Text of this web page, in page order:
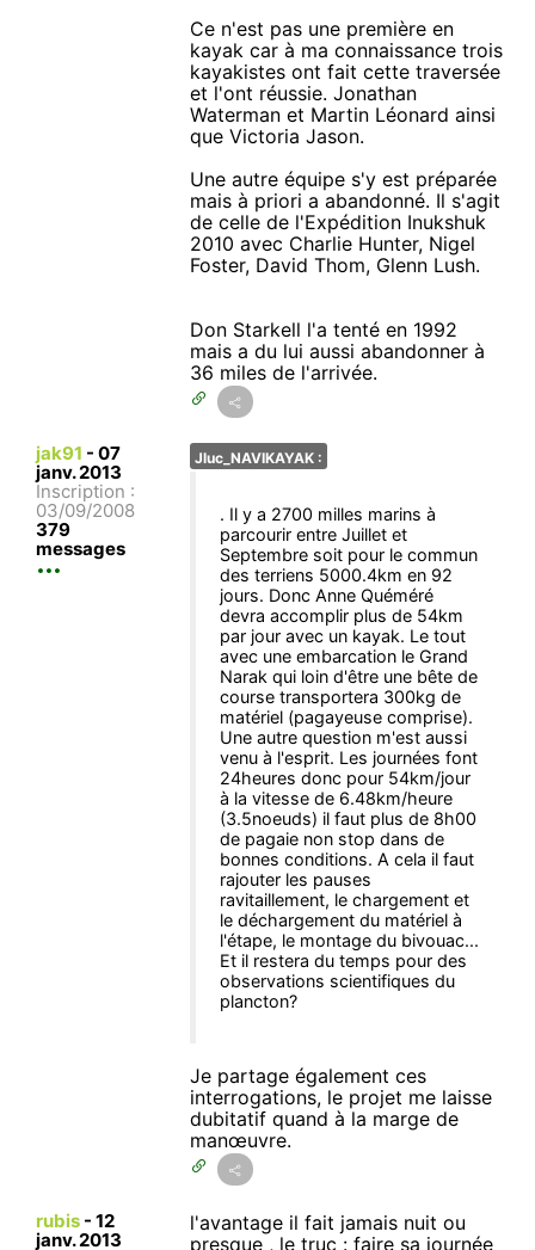
Ce n'est pas une première en
kayak car à ma connaissance trois
kayakistes ont fait cette traversée
et l'ont réussie. Jonathan
Waterman et Martin Léonard ainsi
que Victoria Jason.
Une autre équipe s'y est préparée
mais à priori a abandonné. Il s'agit
de celle de l'Expédition Inukshuk
2010 avec Charlie Hunter, Nigel
Foster, David Thom, Glenn Lush.
Don Starkell l'a tenté en 1992
mais a du lui aussi abandonner à
36 miles de l'arrivée.
jak91 - 07
janv. 2013
Inscription :
03/09/2008
379
messages
Jluc_NAVIKAYAK :
. Il y a 2700 milles marins à
parcourir entre Juillet et
Septembre soit pour le commun
des terriens 5000.4km en 92
jours. Donc Anne Quéméré
devra accomplir plus de 54km
par jour avec un kayak. Le tout
avec une embarcation le Grand
Narak qui loin d'être une bête de
course transportera 300kg de
matériel (pagayeuse comprise).
Une autre question m'est aussi
venu à l'esprit. Les journées font
24heures donc pour 54km/jour
à la vitesse de 6.48km/heure
(3.5noeuds) il faut plus de 8h00
de pagaie non stop dans de
bonnes conditions. A cela il faut
rajouter les pauses
ravitaillement, le chargement et
le déchargement du matériel à
l'étape, le montage du bivouac...
Et il restera du temps pour des
observations scientifiques du
plancton?
Je partage également ces
interrogations, le projet me laisse
dubitatif quand à la marge de
manœuvre.
rubis - 12
janv. 2013
l'avantage il fait jamais nuit ou
presque , le truc : faire sa journée